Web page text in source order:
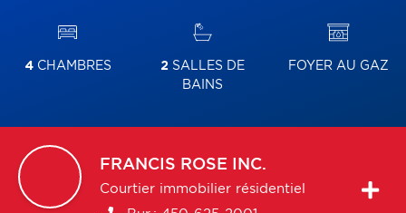
4CHAMBRES 2 SALLES DE
BAINS
FOYER AU GAZ
FRANCIS ROSE INC.
Courtier immobilier résidentiel